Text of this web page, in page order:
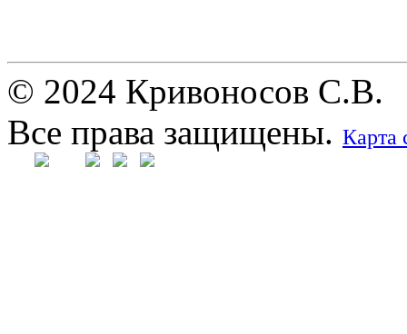
© 2024 Кривоносов С.В.
Все права защищены. Карта